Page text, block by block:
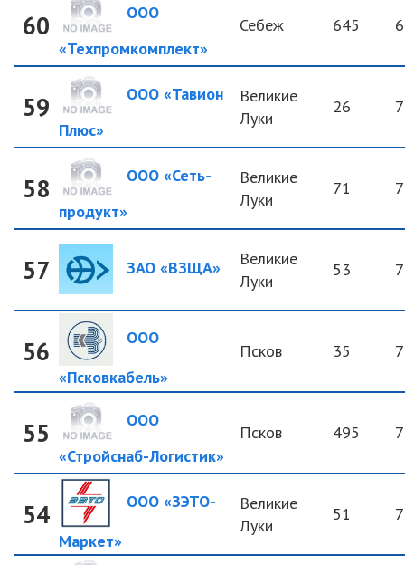
60
ООО
«Техпромкомплект»
Себеж 645
59
ООО «Тавион
Плюс»
Великие
Луки
26
58
ООО «Сеть-
продукт»
Великие
Луки
71
57 ЗАО «ВЗЩА»
Великие
Луки
53
56
ООО
«Псковкабель»
Псков 35
55
ООО
«Стройснаб-Логистик»
Псков 495
54
ООО «ЗЭТО-
Маркет»
Великие
Луки
51